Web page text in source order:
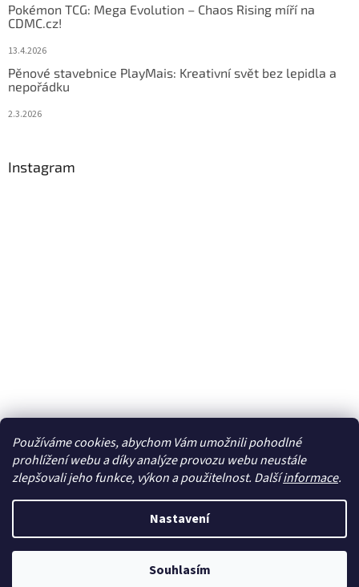
Používáme cookies, abychom Vám umožnili pohodlné
prohlížení webu a díky analýze provozu webu neustále
zlepšovali jeho funkce, výkon a použitelnost. Dalšíinformace.
Nastavení
Souhlasím
Pokémon TCG: Mega Evolution – Chaos Rising míří na
CDMC.cz!
13.4.2026
Pěnové stavebnice PlayMais: Kreativní svět bez lepidla a
nepořádku
2.3.2026
Instagram
Sledovat na Instagramu
Copyright 2026cdmc.cz. Všechna práva vyhrazena.Upravit
nastavení cookies